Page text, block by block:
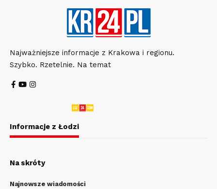
Najważniejsze informacje z Krakowa i regionu.
Szybko. Rzetelnie. Na temat
Informacje z Łodzi
Na skróty
Najnowsze wiadomości